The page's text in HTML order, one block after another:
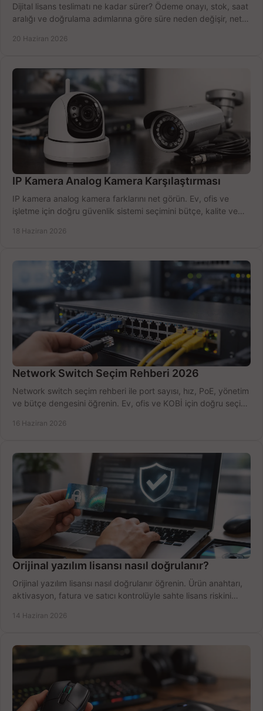
Dijital lisans teslimatı ne kadar sürer? Ödeme onayı, stok, saat
aralığı ve doğrulama adımlarına göre süre neden değişir, net
20 Haziran 2026
IP Kamera Analog Kamera Karşılaştırması
IP kamera analog kamera farklarını net görün. Ev, ofis ve
işletme için doğru güvenlik sistemi seçimini bütçe, kalite ve
18 Haziran 2026
Network Switch Seçim Rehberi 2026
Network switch seçim rehberi ile port sayısı, hız, PoE, yönetim
ve bütçe dengesini öğrenin. Ev, ofis ve KOBİ için doğru seçimi
16 Haziran 2026
Orijinal yazılım lisansı nasıl doğrulanır?
Orijinal yazılım lisansı nasıl doğrulanır öğrenin. Ürün anahtarı,
aktivasyon, fatura ve satıcı kontrolüyle sahte lisans riskini
14 Haziran 2026